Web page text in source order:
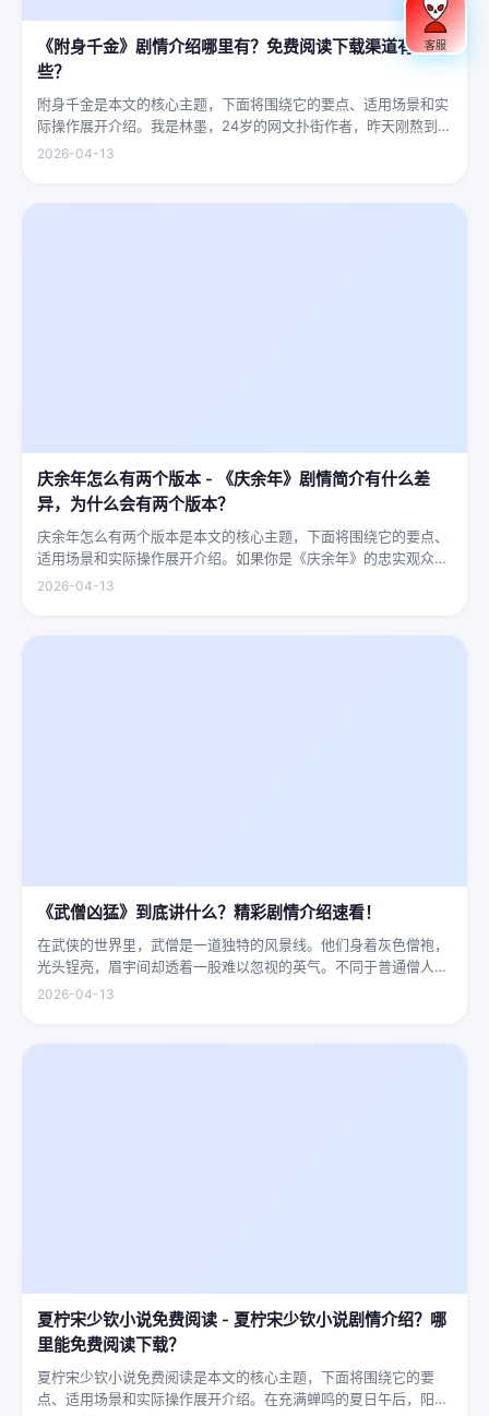
《附身千金》剧情介绍哪里有？免费阅读下载渠道有哪
些？
附身千金是本文的核心主题，下面将围绕它的要点、适用场景和实
际操作展开介绍。我是林墨，24岁的网文扑街作者，昨天刚熬到凌
晨四点赶完一本豪门甜宠文的大纲，揉着发酸的眼睛扑上床就睡，
2026-04-13
庆余年怎么有两个版本 - 《庆余年》剧情简介有什么差
异，为什么会有两个版本？
庆余年怎么有两个版本是本文的核心主题，下面将围绕它的要点、
适用场景和实际操作展开介绍。如果你是《庆余年》的忠实观众，
可能会发现这部剧在不同视频平台上呈现出两个略有差异的版本，
2026-04-13
《武僧凶猛》到底讲什么？精彩剧情介绍速看！
在武侠的世界里，武僧是一道独特的风景线。他们身着灰色僧袍，
光头锃亮，眉宇间却透着一股难以忽视的英气。不同于普通僧人的
慈眉善目，武僧的眼神中常常闪烁着锐利的光，仿佛能洞穿一切虚
2026-04-13
夏柠宋少钦小说免费阅读 - 夏柠宋少钦小说剧情介绍？哪
里能免费阅读下载？
夏柠宋少钦小说免费阅读是本文的核心主题，下面将围绕它的要
点、适用场景和实际操作展开介绍。在充满蝉鸣的夏日午后，阳光
客服